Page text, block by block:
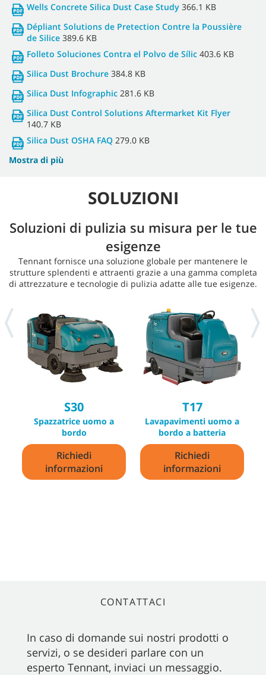
Wells Concrete Silica Dust Case Study 366.1 KB
Dépliant Solutions de Pretection Contre la Poussière
de Silice 389.6 KB
Folleto Soluciones Contra el Polvo de Sílic 403.6 KB
Silica Dust Brochure 384.8 KB
Silica Dust Infographic 281.6 KB
Silica Dust Control Solutions Aftermarket Kit Flyer
140.7 KB
Silica Dust OSHA FAQ 279.0 KB
Mostra di più
SOLUZIONI
Soluzioni di pulizia su misura per le tue
esigenze
Tennant fornisce una soluzione globale per mantenere le
strutture splendenti e attraenti grazie a una gamma completa
di attrezzature e tecnologie di pulizia adatte alle tue esigenze.
S30
Spazzatrice uomo a
bordo
Richiedi
informazioni
T17
Lavapavimenti uomo a
bordo a batteria
Richiedi
informazioni
CONTATTACI
In caso di domande sui nostri prodotti o
servizi, o se desideri parlare con un
esperto Tennant, inviaci un messaggio.